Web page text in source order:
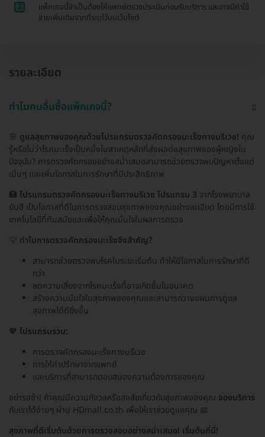
2
แพ็กเกจนี้จำเป็นต้องให้แพทย์ตรวจประเมินก่อนรับบริการ และอาจมีค่าใช้
จ่ายเพิ่มเติมจากที่ระบุไว้บนเว็บไซต์
รายละเอียด
ทำไมคนอื่นซื้อแพ็กเกจนี้?
🌸 ดูแลสุขภาพของคุณด้วยโปรแกรมตรวจคัดกรองมะเร็งทางนรีเวช! คุณ
รู้หรือไม่ว่าโรคมะเร็งเป็นหนึ่งในสาเหตุหลักที่ส่งผลต่อสุขภาพของผู้หญิงใน
ปัจจุบัน? การตรวจคัดกรองอย่างสม่ำเสมอสามารถช่วยตรวจพบปัญหาตั้งแต่
เนิ่นๆ และเพิ่มโอกาสในการรักษาที่มีประสิทธิภาพ
🏥 โปรแกรมตรวจคัดกรองมะเร็งทางนรีเวช โปรแกรม 3 จากโรงพยาบาล
ยันฮี เป็นโอกาสที่ดีในการตรวจสอบสุขภาพของคุณอย่างละเอียด โดยมีการใช้
เทคโนโลยีที่ทันสมัยและเพื่อให้คุณมั่นใจในผลการตรวจ
💡 ทำไมการตรวจคัดกรองมะเร็งจึงสำคัญ?
สามารถช่วยตรวจพบโรคในระยะเริ่มต้น ทำให้มีโอกาสในการรักษาที่ดี
กว่า
ลดความเสี่ยงจากโรคมะเร็งที่อาจเกิดขึ้นในอนาคต
สร้างความมั่นใจในสุขภาพของคุณและสามารถวางแผนการดูแล
สุขภาพได้ดียิ่งขึ้น
💖 โปรแกรมรวม:
การตรวจคัดกรองมะเร็งทางนรีเวช
การให้คำปรึกษาจากแพทย์
และบริการที่สามารถตอบสนองความต้องการของคุณ
อย่ารอช้า! ถ้าคุณมีความกังวลหรือสงสัยเกี่ยวกับสุขภาพของคุณ จองบริการ
กับเราได้ง่ายๆ ผ่าน HDmall.co.th เพื่อให้เราช่วยดูแลคุณ 📅
สุขภาพที่ดีเริ่มต้นด้วยการตรวจสอบอย่างสม่ำเสมอ! เริ่มต้นที่นี่!